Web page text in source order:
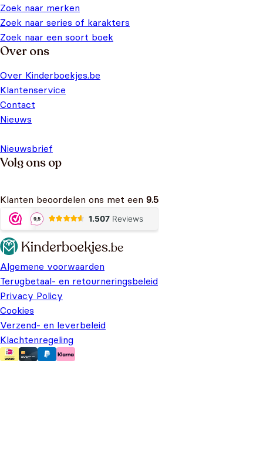
Zoek naar merken
Zoek naar series of karakters
Zoek naar een soort boek
Over ons
Over Kinderboekjes.be
Klantenservice
Contact
Nieuws
Nieuwsbrief
Volg ons op
Klanten beoordelen ons met een 9.5
Algemene voorwaarden
Terugbetaal- en retourneringsbeleid
Privacy Policy
Cookies
Verzend- en leverbeleid
Klachtenregeling